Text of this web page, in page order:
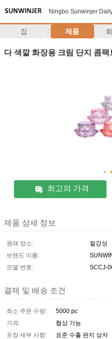
Ningbo Sunwinjer
집 제품
다 색깔 화장용 크림 단지 콤
최고의 가격
제품 상세 정보
원래 장소:
절강성
브랜드 이름:
모델 번호:
SCCJ-
결제 및 배송 조건
최소 주문 수량:
5000 pc
가격:
협상 가능
포장 세부 사항:
표준 수출 판지 상자